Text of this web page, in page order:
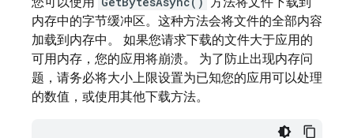
内存中的字节缓冲区。这种方法会将文件的全部内容
加载到内存中。 如果您请求下载的文件大于应用的
可用内存，您的应用将崩溃。 为了防止出现内存问
题，请务必将大小上限设置为已知您的应用可以处理
的数值，或使用其他下载方法。